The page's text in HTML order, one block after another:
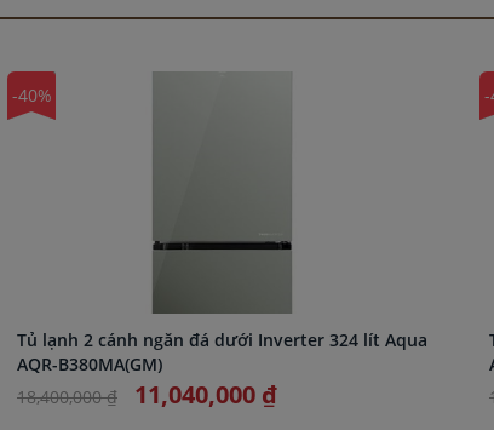
-40%
Tủ lạnh 2 cánh ngăn đá dưới Inverter 324 lít Aqua
AQR-B380MA(GM)
18,400,000 ₫
11,040,000 ₫
-